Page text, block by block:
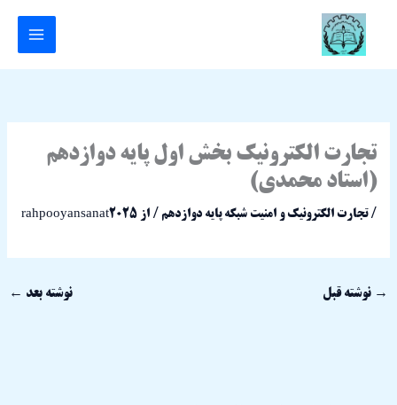
تجارت الکترونیک بخش اول پایه دوازدهم
(استاد محمدی)
/تجارت الکترونیک و امنیت شبکه پایه دوازدهم / از rahpooyansanat2025
→ نوشته قبل نوشته بعد ←